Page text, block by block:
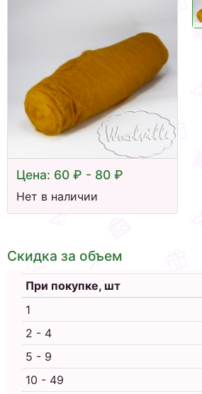
Цена: 60 ₽ - 80 ₽
Нет в наличии
Скидка за объем
При покупке, шт
1
2 - 4
5 - 9
10 - 49